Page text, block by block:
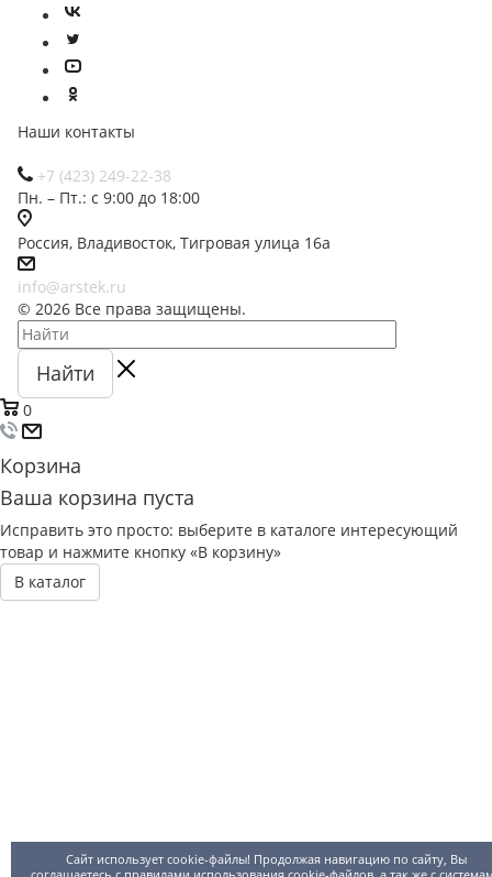
Наши контакты
+7 (423) 249-22-38
Пн. – Пт.: с 9:00 до 18:00
Россия, Владивосток, Тигровая улица 16а
info@arstek.ru
© 2026 Все права защищены.
Найти
0
Корзина
Ваша корзина пуста
Исправить это просто: выберите в каталоге интересующий
товар и нажмите кнопку «В корзину»
В каталог
Сайт использует cookie-файлы! Продолжая навигацию по сайту, Вы